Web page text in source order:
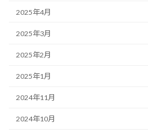
2025年4月
2025年3月
2025年2月
2025年1月
2024年11月
2024年10月